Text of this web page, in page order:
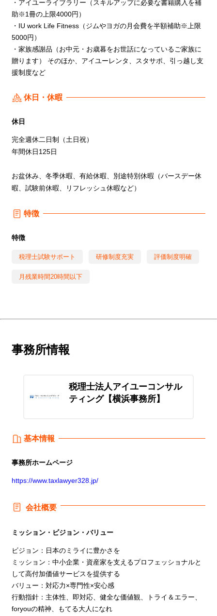
・アイユーライブラリー（スキルアップに必要な書籍購入を補
助※1冊の上限4000円）
・IU work Life Fitness（ジムやヨガの月会費を半額補助※上限
5000円）
・家族感謝品（お中元・お歳暮をお世話になっているご家族に
贈ります） そのほか、アイユーレンタ、スタサポ、引っ越し支
援制度など
休日・休暇
休日
完全週休二日制（土日祝）
年間休日125日
お盆休み、冬季休暇、有給休暇、別途特別休暇（バースデー休
暇、試験前休暇、リフレッシュ休暇など）
特徴
特徴
税理士試験サポート 研修制度充実 評価制度明確
月残業時間20時間以下
事務所情報
税理士法人アイユーコンサル
ティング【横浜事務所】
基本情報
事務所ホームページ
https://www.taxlawyer328.jp/
会社概要
ミッション・ビジョン・バリュー
ビジョン：日本のミライに豊かさを
ミッション：中小企業・資産家を支えるプロフェッショナルと
して高付加価値サービスを提供する
バリュー：対応力×専門性×安心感
行動指針：主体性、即対応、健全な価値観、トライ＆エラー、
foryouの精神、もてる大人になれ